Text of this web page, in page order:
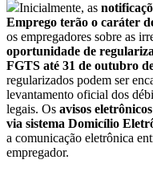
Inicialmente, as
Emprego terão o caráter
os empregadores sobre as
oportunidade de
FGTS até 31 de outubro
regularizados podem ser
levantamento oficial dos
legais. Os avisos
via sistema Domicílio
a comunicação eletrônica
empregador.